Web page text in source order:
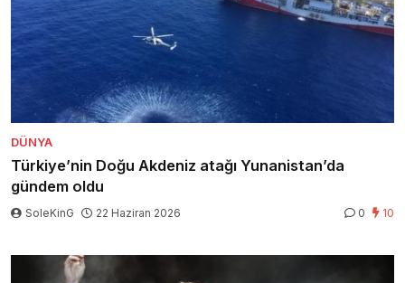
DÜNYA
Türkiye’nin Doğu Akdeniz atağı Yunanistan’da
gündem oldu
SoleKinG 22 Haziran 2026 0 10